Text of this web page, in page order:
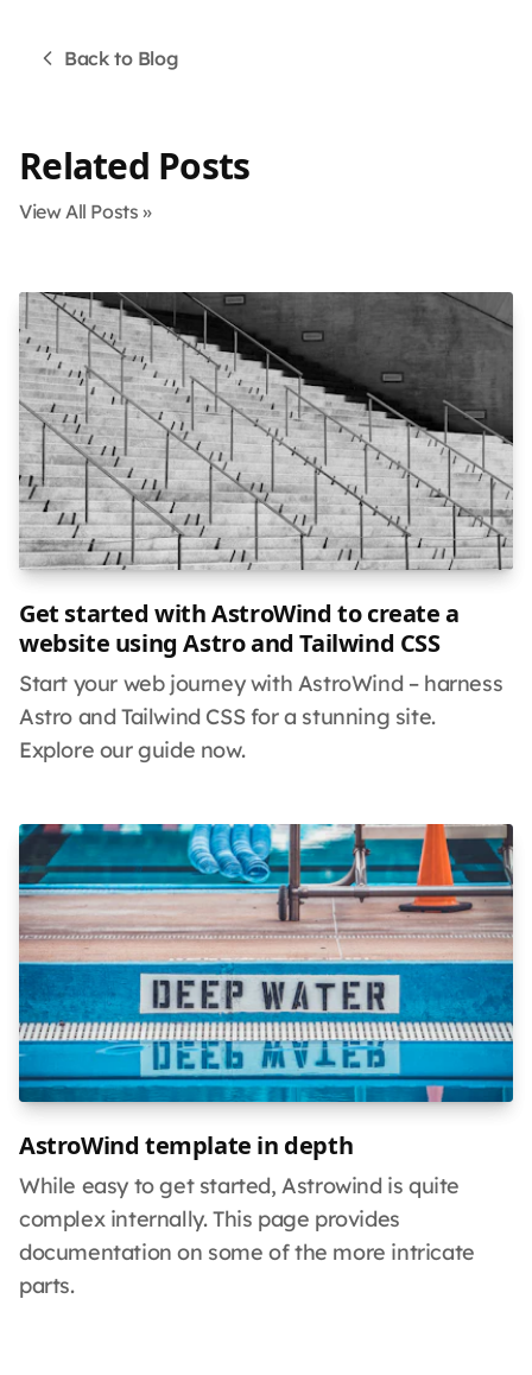
Back to Blog
Related Posts
View All Posts »
Get started with AstroWind to create a
website using Astro and Tailwind CSS
Start your web journey with AstroWind – harness
Astro and Tailwind CSS for a stunning site.
Explore our guide now.
AstroWind template in depth
While easy to get started, Astrowind is quite
complex internally. This page provides
documentation on some of the more intricate
parts.